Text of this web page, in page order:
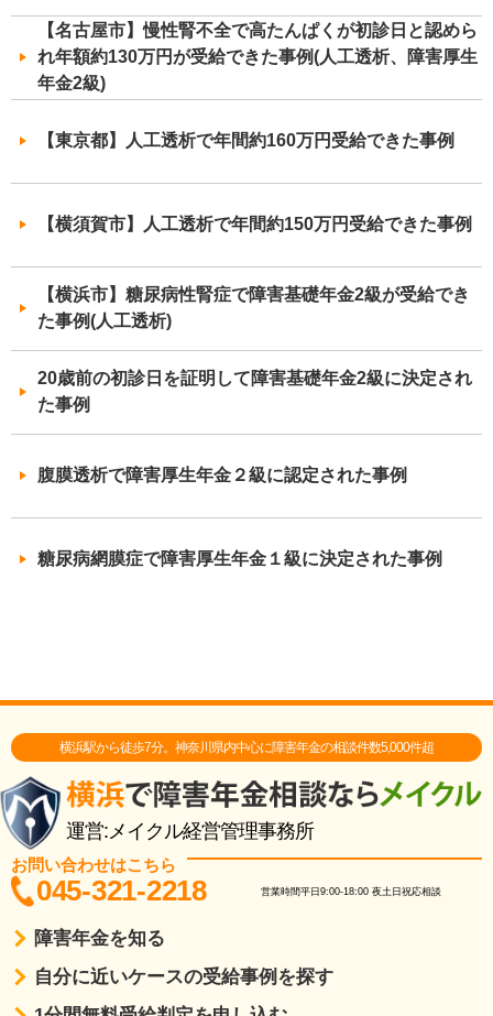
【名古屋市】慢性腎不全で高たんぱくが初診日と認めら
れ年額約130万円が受給できた事例(人工透析、障害厚生
年金2級)
【東京都】人工透析で年間約160万円受給できた事例
【横須賀市】人工透析で年間約150万円受給できた事例
【横浜市】糖尿病性腎症で障害基礎年金2級が受給でき
た事例(人工透析)
20歳前の初診日を証明して障害基礎年金2級に決定され
た事例
腹膜透析で障害厚生年金２級に認定された事例
糖尿病網膜症で障害厚生年金１級に決定された事例
横浜駅から徒歩7分。神奈川県内中心に障害年金の相談件数5,000件超
運営:メイクル経営管理事務所
お問い合わせはこちら
045-321-2218 営業時間平日9:00-18:00夜土日祝応相談
障害年金を知る
自分に近いケースの受給事例を探す